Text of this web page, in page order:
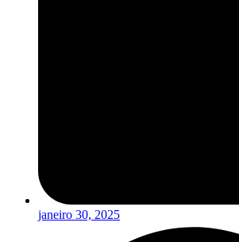
janeiro 30, 2025